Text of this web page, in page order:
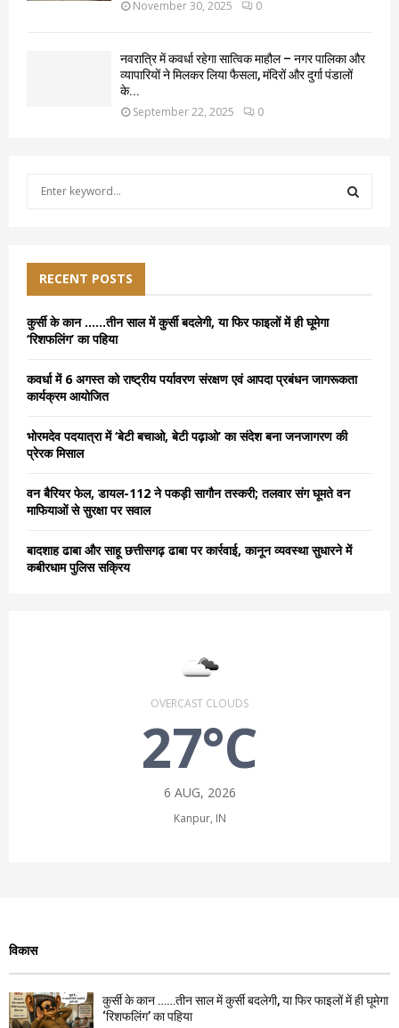
November 30, 2025 0
नवरात्रि में कवर्धा रहेगा सात्विक माहौल – नगर पालिका और
व्यापारियों ने मिलकर लिया फैसला, मंदिरों और दुर्गा पंडालों
के...
September 22, 2025 0
f
r
RECENT POSTS
कुर्सी के कान ……तीन साल में कुर्सी बदलेगी, या फिर फाइलों में ही घूमेगा
‘रिशफलिंग’ का पहिया
कवर्धा में 6 अगस्त को राष्ट्रीय पर्यावरण संरक्षण एवं आपदा प्रबंधन जागरूकता
कार्यक्रम आयोजित
भोरमदेव पदयात्रा में ‘बेटी बचाओ, बेटी पढ़ाओ’ का संदेश बना जनजागरण की
प्रेरक मिसाल
वन बैरियर फेल, डायल-112 ने पकड़ी सागौन तस्करी; तलवार संग घूमते वन
माफियाओं से सुरक्षा पर सवाल
बादशाह ढाबा और साहू छत्तीसगढ़ ढाबा पर कार्रवाई, कानून व्यवस्था सुधारने में
कबीरधाम पुलिस सक्रिय
OVERCAST CLOUDS
27°C
6 AUG, 2026
Kanpur, IN
विकास
कुर्सी के कान ……तीन साल में कुर्सी बदलेगी, या फिर फाइलों में ही घूमेगा
‘रिशफलिंग’ का पहिया